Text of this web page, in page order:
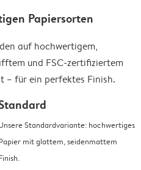
Papiersorten
auf hochwertigem,
und FSC-zertifiziertem
– für ein perfektes Finish.
Standardvariante: hochwertiges
mit glattem, seidenmattem